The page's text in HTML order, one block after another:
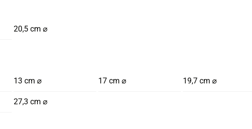
20,5 cm ⌀
13 cm ⌀ 17 cm ⌀ 19,7 cm ⌀
27,3 cm ⌀